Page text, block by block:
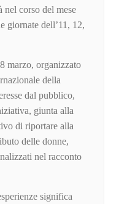
nel corso del mese
giornate dell’11, 12,
marzo, organizzato
della
dal pubblico,
giunta alla
di riportare alla
delle donne,
nel racconto
significa